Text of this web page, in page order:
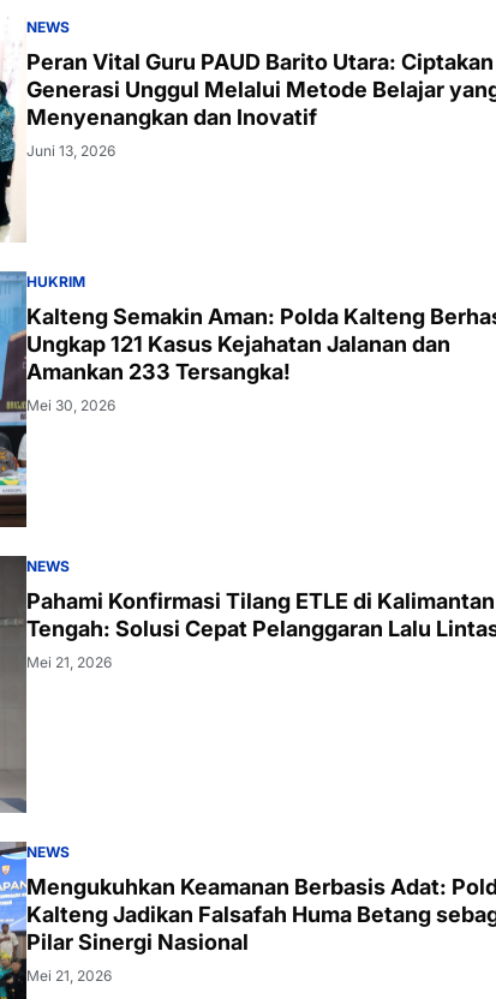
NEWS
Peran Vital Guru PAUD Barito Utara: Ciptakan
Generasi Unggul Melalui Metode Belajar
Menyenangkan dan Inovatif
Juni 13, 2026
HUKRIM
Kalteng Semakin Aman: Polda Kalteng
Ungkap 121 Kasus Kejahatan Jalanan dan
Amankan 233 Tersangka!
Mei 30, 2026
NEWS
Pahami Konfirmasi Tilang ETLE di Kalimantan
Tengah: Solusi Cepat Pelanggaran Lalu
Mei 21, 2026
NEWS
Mengukuhkan Keamanan Berbasis Adat:
Kalteng Jadikan Falsafah Huma Betang
Pilar Sinergi Nasional
Mei 21, 2026